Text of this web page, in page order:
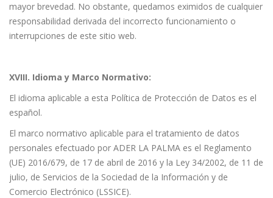
mayor brevedad. No obstante, quedamos eximidos de cualquier
responsabilidad derivada del incorrecto funcionamiento o
interrupciones de este sitio web.
XVIII. Idioma y Marco Normativo:
El idioma aplicable a esta Política de Protección de Datos es el
español.
El marco normativo aplicable para el tratamiento de datos
personales efectuado por ADER LA PALMA es el Reglamento
(UE) 2016/679, de 17 de abril de 2016 y la Ley 34/2002, de 11 de
julio, de Servicios de la Sociedad de la Información y de
Comercio Electrónico (LSSICE).